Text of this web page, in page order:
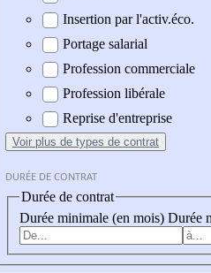
Insertion par l'activ.éco.
Portage salarial
Profession commerciale
Profession libérale
Reprise d'entreprise
Voir plus de types de contrat
DURÉE DE CONTRAT
Durée de contrat
Durée minimale (en mois) Durée